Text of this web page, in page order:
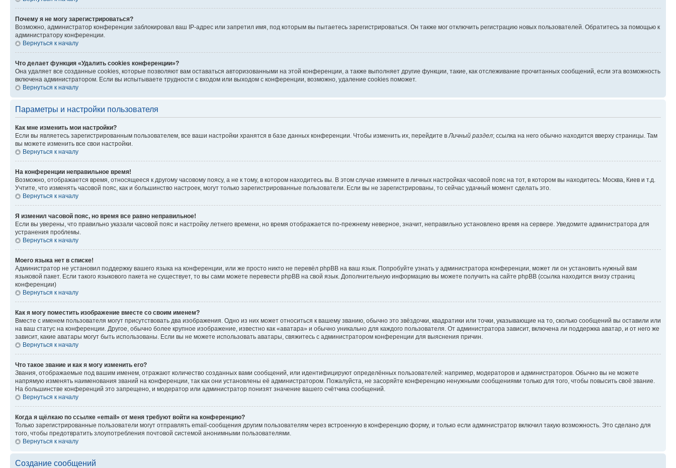
Почему я не могу зарегистрироваться?
Возможно, администратор конференции заблокировал ваш IP-адрес или запретил имя, под которым вы пытаетесь зарегистрироваться. Он также мог отключить регистрацию новых пользователей. Обратитесь за помощью к
администратору конференции.
Вернуться к началу
Что делает функция «Удалить cookies конференции»?
Она удаляет все созданные cookies, которые позволяют вам оставаться авторизованными на этой конференции, а также выполняет другие функции, такие, как отслеживание прочитанных сообщений, если эта возможность
включена администратором. Если вы испытываете трудности с входом или выходом с конференции, возможно, удаление cookies поможет.
Вернуться к началу
Параметры и настройки пользователя
Как мне изменить мои настройки?
Если вы являетесь зарегистрированным пользователем, все ваши настройки хранятся в базе данных конференции. Чтобы изменить их, перейдите в Личный раздел; ссылка на него обычно находится вверху страницы. Там
вы можете изменить все свои настройки.
Вернуться к началу
На конференции неправильное время!
Возможно, отображается время, относящееся к другому часовому поясу, а не к тому, в котором находитесь вы. В этом случае измените в личных настройках часовой пояс на тот, в котором вы находитесь: Москва, Киев и т.д.
Учтите, что изменять часовой пояс, как и большинство настроек, могут только зарегистрированные пользователи. Если вы не зарегистрированы, то сейчас удачный момент сделать это.
Вернуться к началу
Я изменил часовой пояс, но время все равно неправильное!
Если вы уверены, что правильно указали часовой пояс и настройку летнего времени, но время отображается по-прежнему неверное, значит, неправильно установлено время на сервере. Уведомите администратора для
устранения проблемы.
Вернуться к началу
Моего языка нет в списке!
Администратор не установил поддержку вашего языка на конференции, или же просто никто не перевёл phpBB на ваш язык. Попробуйте узнать у администратора конференции, может ли он установить нужный вам
языковой пакет. Если такого языкового пакета не существует, то вы сами можете перевести phpBB на свой язык. Дополнительную информацию вы можете получить на сайте phpBB (ссылка находится внизу страниц
конференции)
Вернуться к началу
Как я могу поместить изображение вместе со своим именем?
Вместе с именем пользователя могут присутствовать два изображения. Одно из них может относиться к вашему званию, обычно это звёздочки, квадратики или точки, указывающие на то, сколько сообщений вы оставили или
на ваш статус на конференции. Другое, обычно более крупное изображение, известно как «аватара» и обычно уникально для каждого пользователя. От администратора зависит, включена ли поддержка аватар, и от него же
зависит, какие аватары могут быть использованы. Если вы не можете использовать аватары, свяжитесь с администратором конференции для выяснения причин.
Вернуться к началу
Что такое звание и как я могу изменить его?
Звания, отображаемые под вашим именем, отражают количество созданных вами сообщений, или идентифицируют определённых пользователей: например, модераторов и администраторов. Обычно вы не можете
напрямую изменять наименования званий на конференции, так как они установлены её администратором. Пожалуйста, не засоряйте конференцию ненужными сообщениями только для того, чтобы повысить своё звание.
На большинстве конференций это запрещено, и модератор или администратор понизят значение вашего счётчика сообщений.
Вернуться к началу
Когда я щёлкаю по ссылке «email» от меня требуют войти на конференцию?
Только зарегистрированные пользователи могут отправлять email-сообщения другим пользователям через встроенную в конференцию форму, и только если администратор включил такую возможность. Это сделано для
того, чтобы предотвратить злоупотребления почтовой системой анонимными пользователями.
Вернуться к началу
Создание сообщений